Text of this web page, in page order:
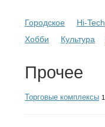
Городское Hi-Tech
Хобби
Культура
Прочее
Торговые комплексы 1